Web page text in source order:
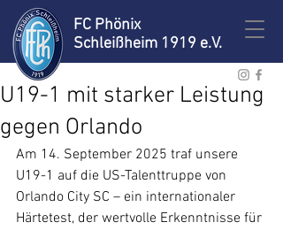
FC Phönix
Schleißheim 1919 e.V.
U19-1 mit starker Leistung
gegen Orlando
Am 14. September 2025 traf unsere
U19-1 auf die US-Talenttruppe von
Orlando City SC – ein internationaler
Härtetest, der wertvolle Erkenntnisse für